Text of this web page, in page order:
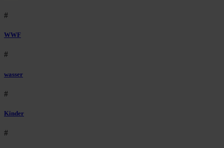
#
WWF
#
wasser
#
Kinder
#